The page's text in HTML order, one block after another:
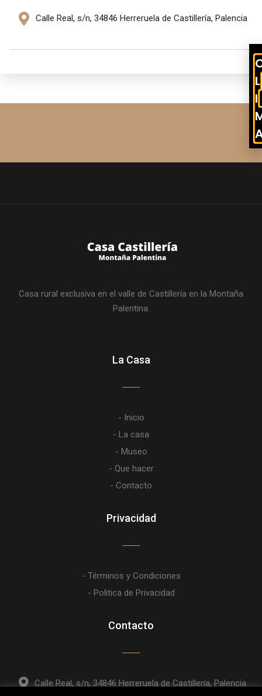
Calle Real, s/n, 34846 Herreruela de Castillería, Palencia
Casa rural exclusiva en el valle de Castillería en la Montaña
Palentina.
La Casa
- Inicio
- La casa
- Museo
- Que hacer
- Contacto
Privacidad
- Términos y Condiciones
- Politica de Privacidad
Contacto
Calle Real, s/n, 34846 Herreruela de Castillería, Palencia
L
I